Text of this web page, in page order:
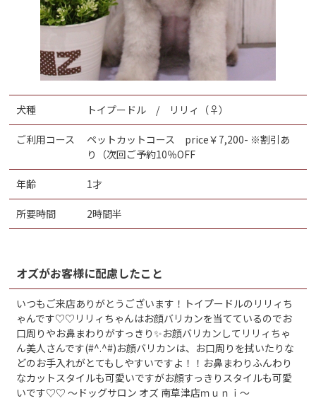
犬種 トイプードル / リリィ（♀）
ご利用コース
ペットカットコース price￥7,200- ※割引あ
り（次回ご予約10％OFF
年齢 1才
所要時間 2時間半
オズがお客様に配慮したこと
いつもご来店ありがとうございます！トイプードルのリリィち
ゃんです♡♡リリィちゃんはお顔バリカンを当てているのでお
口周りやお鼻まわりがすっきり✨お顔バリカンしてリリィちゃ
ん美人さんです(#^.^#)お顔バリカンは、お口周りを拭いたりな
どのお手入れがとてもしやすいですよ！！お鼻まわりふんわり
なカットスタイルも可愛いですがお顔すっきりスタイルも可愛
いです♡♡ ～ドッグサロン オズ 南草津店ｍｕｎｉ～